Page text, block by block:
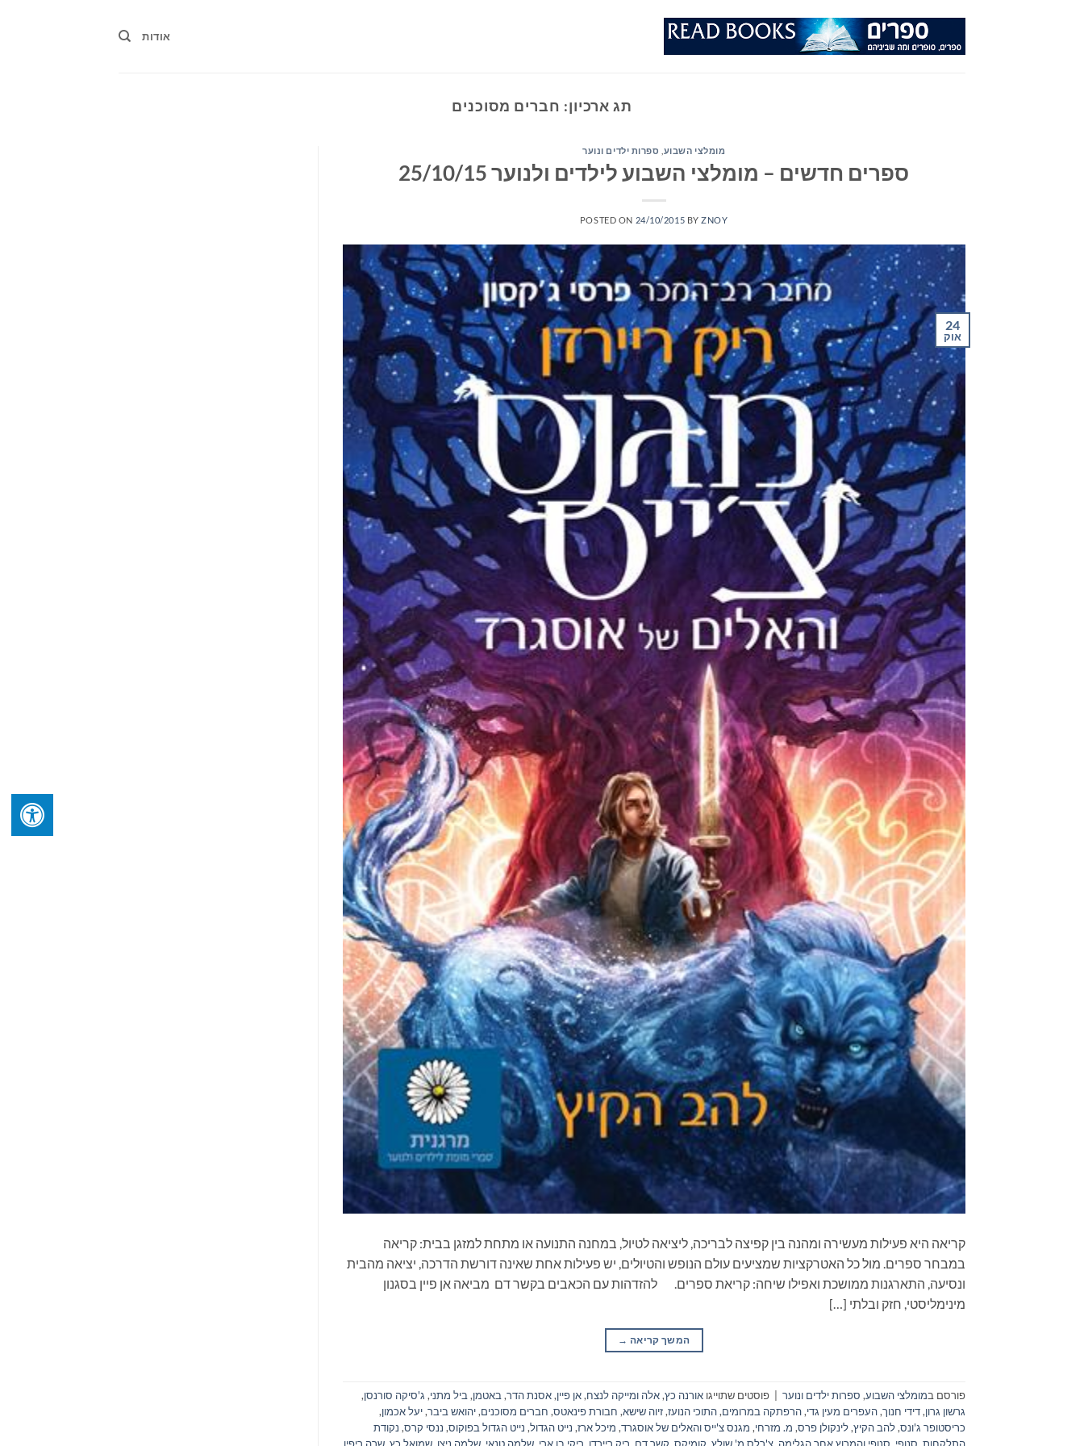
אודות
תג ארכיון: חברים מסוכנים
מומלצי השבוע ספרות ילדים ונוער
ספרים חדשים – מומלצי השבוע לילדים ולנוער 25/10/15
POSTED ON 24/10/2015 BYZNOY
24
אוק
קריאה היא פעילות מעשירה ומהנה בין קפיצה לבריכה, ליציאה לטיול, במחנה התנועה או מתחת למזגן בבית: קריאה
במבחר ספרים. מול כל האטרקציות שמציעים עולם הנופש והטיולים, יש פעילות אחת שאינה דורשת הדרכה, יציאה מהבית
ונסיעה, התארגנות ממושכת ואפילו שיחה: קריאת ספרים. להזדהות עם הכאבים בקשר דם מביאה אן פיין בסגנון
מינימליסטי, חזק ובלתי […]
המשך קריאה →
פורסם במומלצי השבוע, ספרות ילדים ונוער פוסטים שתוייגו אורנה כץ,אלה ומייקה לנצח,אן פיין,אסנת הדר, באטמן, ביל מתני, ג'סיקה סורנסן,
גרשון גרון,דידי חנוך,העפרים מעין גדי,הרפתקה במרומים,התוכי הנועז,זיוה שישא, חבורת פינאטס, חברים מסוכנים,יהואש ביבר,יעל אכמון,
כריסטופר ג'ונס,להב הקיץ,לינקולן פרס, מ. מזרחי, מגנס צ'ייס והאלים של אוסגרד, מיכל ארז, נייט הגדול, נייט הגדול בפוקוס, ננסי קרס, נקודת